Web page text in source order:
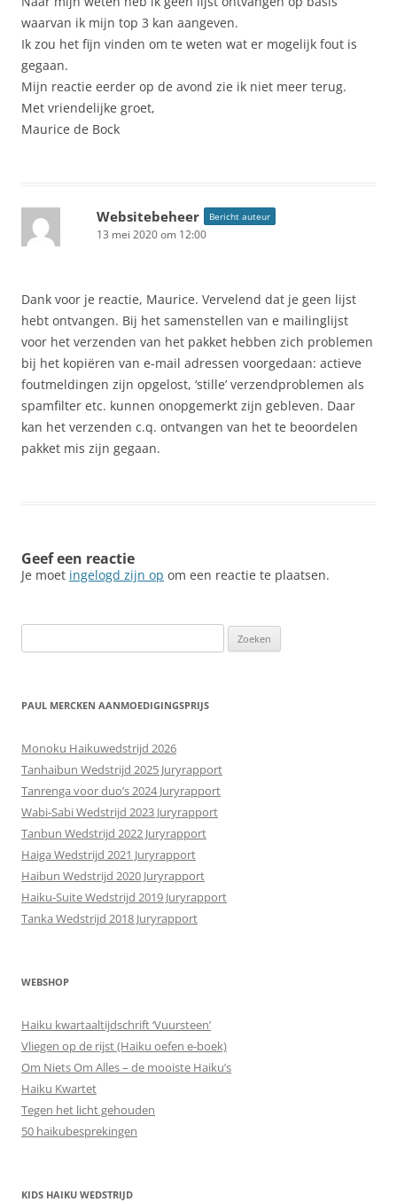
waarvan ik mijn top 3 kan aangeven.
Ik zou het fijn vinden om te weten wat er mogelijk fout is
gegaan.
Mijn reactie eerder op de avond zie ik niet meer terug.
Met vriendelijke groet,
Maurice de Bock
Websitebeheer Bericht auteur
13 mei 2020 om 12:00
Dank voor je reactie, Maurice. Vervelend dat je geen lijst
hebt ontvangen. Bij het samenstellen van e mailinglijst
voor het verzenden van het pakket hebben zich problemen
bij het kopiëren van e-mail adressen voorgedaan: actieve
foutmeldingen zijn opgelost, ‘stille’ verzendproblemen als
spamfilter etc. kunnen onopgemerkt zijn gebleven. Daar
kan het verzenden c.q. ontvangen van het te beoordelen
pakket mis zijn gegaan.
Geef een reactie
Je moet ingelogd zijn op om een reactie te plaatsen.
naar:
PAUL MERCKEN AANMOEDIGINGSPRIJS
Monoku Haikuwedstrijd 2026
Tanhaibun Wedstrijd 2025 Juryrapport
Tanrenga voor duo’s 2024 Juryrapport
Wabi-Sabi Wedstrijd 2023 Juryrapport
Tanbun Wedstrijd 2022 Juryrapport
Haiga Wedstrijd 2021 Juryrapport
Haibun Wedstrijd 2020 Juryrapport
Haiku-Suite Wedstrijd 2019 Juryrapport
Tanka Wedstrijd 2018 Juryrapport
WEBSHOP
Haiku kwartaaltijdschrift ‘Vuursteen’
Vliegen op de rijst (Haiku oefen e-boek)
Om Niets Om Alles – de mooiste Haiku’s
Haiku Kwartet
Tegen het licht gehouden
50 haikubesprekingen
KIDS HAIKU WEDSTRIJD